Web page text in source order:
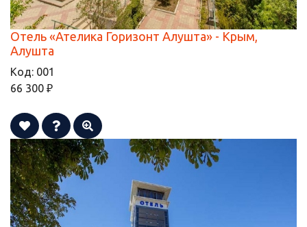
Отель «Ателика Горизонт Алушта» - Крым,
Алушта
Код: 001
66 300 ₽